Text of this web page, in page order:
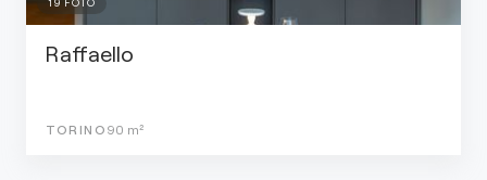
Raffaello
TORINO 90 m²